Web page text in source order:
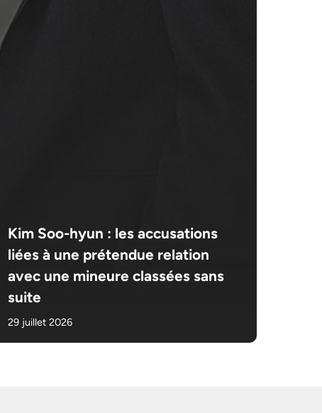
Kim Soo-hyun : les accusations
liées à une prétendue relation
avec une mineure classées sans
suite
29 juillet 2026